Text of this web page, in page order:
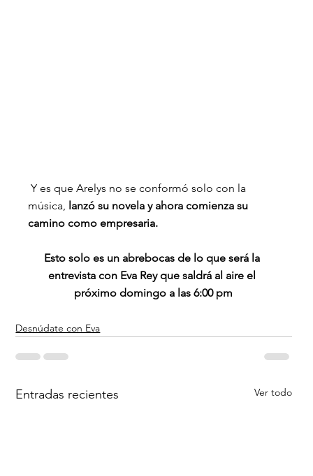
Y es que Arelys no se conformó solo con la
música, lanzó su novela y ahora comienza su
camino como empresaria.
Esto solo es un abrebocas de lo que será la
entrevista con Eva Rey que saldrá al aire el
próximo domingo a las 6:00 pm
Desnúdate con Eva
Entradas recientes Ver todo